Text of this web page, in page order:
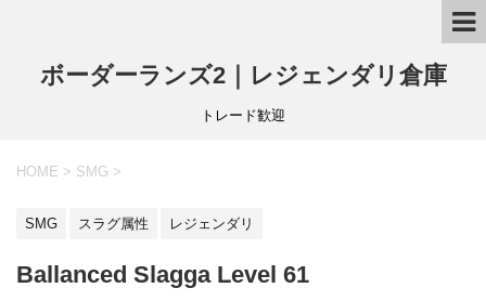
ボーダーランズ2｜レジェンダリ倉庫
トレード歓迎
HOME > SMG >
SMG スラグ属性 レジェンダリ
Ballanced Slagga Level 61